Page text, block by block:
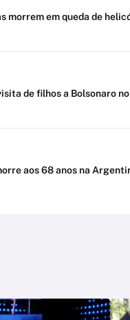
morrem em queda de
de filhos a Bolsonaro
aos 68 anos na